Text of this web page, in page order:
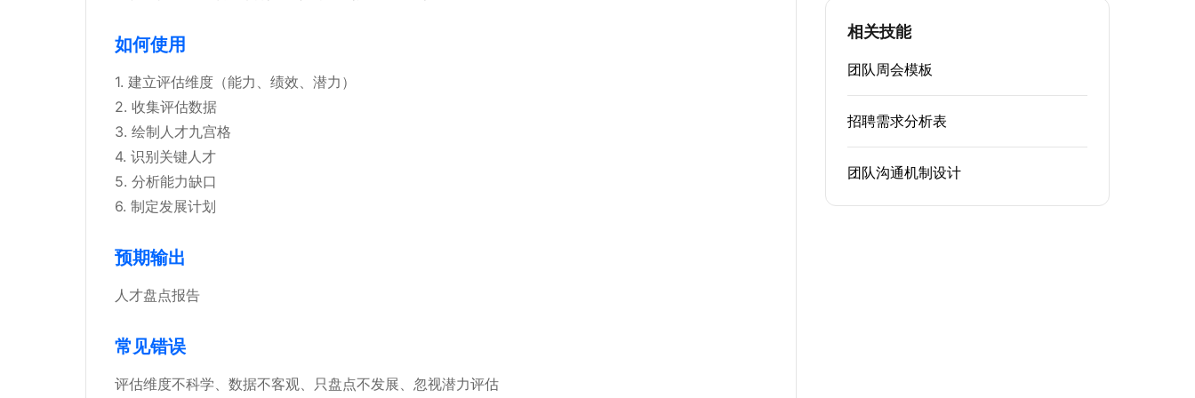
如何使用
1. 建立评估维度（能力、绩效、潜力）
2. 收集评估数据
3. 绘制人才九宫格
4. 识别关键人才
5. 分析能力缺口
6. 制定发展计划
预期输出
人才盘点报告
常见错误
评估维度不科学、数据不客观、只盘点不发展、忽视潜力评估
相关技能
团队周会模板
招聘需求分析表
团队沟通机制设计